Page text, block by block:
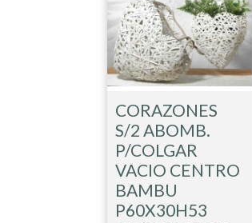
CORAZONES
S/2 ABOMB.
P/COLGAR
VACIO CENTRO
BAMBU
P60X30H53